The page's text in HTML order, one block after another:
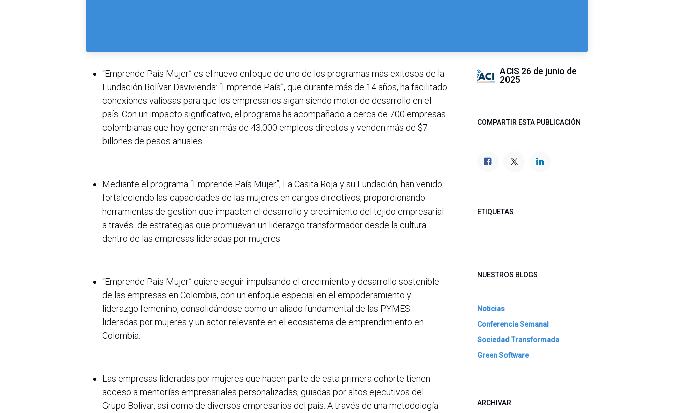
“Emprende País Mujer” es el nuevo enfoque de uno de los programas más exitosos de la
Fundación Bolívar Davivienda: “Emprende País”, que durante más de 14 años, ha facilitado
conexiones valiosas para que los empresarios sigan siendo motor de desarrollo en el
país. Con un impacto significativo, el programa ha acompañado a cerca de 700 empresas
colombianas que hoy generan más de 43.000 empleos directos y venden más de $7
billones de pesos anuales.
Mediante el programa “Emprende País Mujer”, La Casita Roja y su Fundación, han venido
fortaleciendo las capacidades de las mujeres en cargos directivos, proporcionando
herramientas de gestión que impacten el desarrollo y crecimiento del tejido empresarial
a través de estrategias que promuevan un liderazgo transformador desde la cultura
dentro de las empresas lideradas por mujeres.
“Emprende País Mujer” quiere seguir impulsando el crecimiento y desarrollo sostenible
de las empresas en Colombia, con un enfoque especial en el empoderamiento y
liderazgo femenino, consolidándose como un aliado fundamental de las PYMES
lideradas por mujeres y un actor relevante en el ecosistema de emprendimiento en
Colombia.
Las empresas lideradas por mujeres que hacen parte de esta primera cohorte tienen
acceso a mentorías empresariales personalizadas, guiadas por altos ejecutivos del
Grupo Bolívar, así como de diversos empresarios del país. A través de una metodología
ACIS 26 de junio de
2025
COMPARTIR ESTA PUBLICACIÓN
ETIQUETAS
NUESTROS BLOGS
Noticias
Conferencia Semanal
Sociedad Transformada
Green Software
ARCHIVAR